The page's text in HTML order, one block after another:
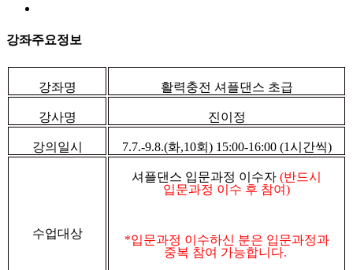
강좌주요정보
강좌명 활력충전 셔플댄스 초급
강사명 진이정
강의일시 7.7.-9.8.(화,10회 ) 15:00-16:00 (1시간씩)
수업대상
셔플댄스 입문과정 이수자 (반드시
입문과정 이수 후 참여)
*입문과정 이수하신 분은 입문과정과
중복 참여 가능합니다.